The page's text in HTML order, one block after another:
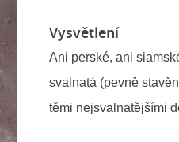
Vysvětlení
Ani perské, ani
svalnatá (pevně
těmi nejsvalnatějšími